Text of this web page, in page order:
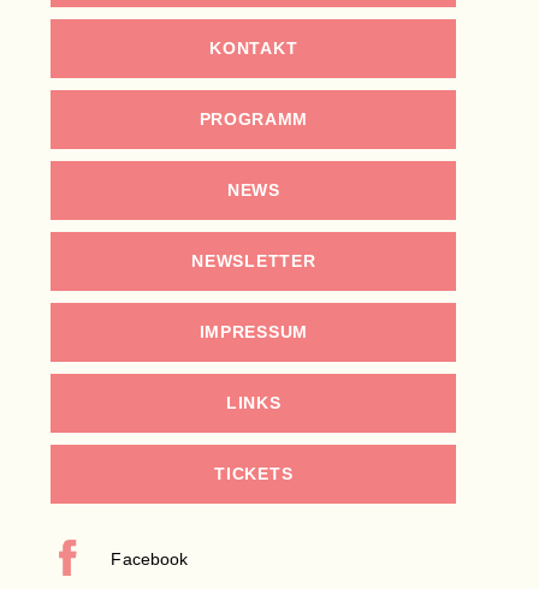
KONTAKT
PROGRAMM
NEWS
NEWSLETTER
IMPRESSUM
LINKS
TICKETS
Facebook